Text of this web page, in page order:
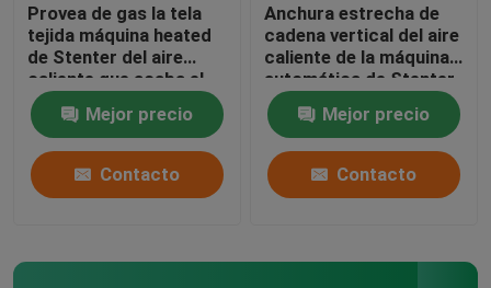
Provea de gas la tela
tejida máquina heated
de Stenter del aire
caliente que acaba el
Pin de Stenter/el clip
combinadosMejor precio
Contacto
Anchura estrecha de
cadena vertical del aire
caliente de la máquina
automática de Stenter
modificada para
requisitos particulares
Mejor precio
Contacto